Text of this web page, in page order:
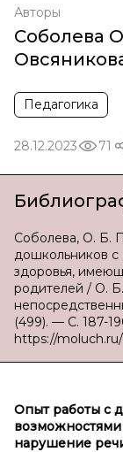
Авторы
Соболева
Педагогика
28.12.2023 71
Соболева, О. Б.
дошкольников
здоровья,
родителей / О.
(499). — С. 187-
https://
Опыт работы с
нарушение